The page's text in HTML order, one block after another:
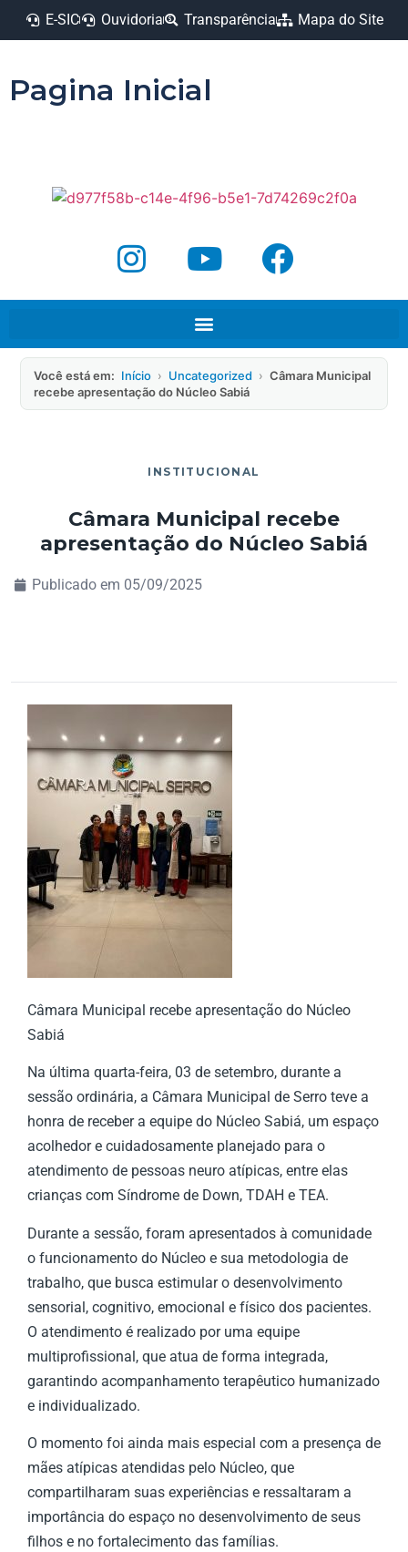
E-SIC Ouvidoria Transparência Mapa do Site
Pagina Inicial
Você está em: Início › Uncategorized › Câmara Municipal
recebe apresentação do Núcleo Sabiá
INSTITUCIONAL
Câmara Municipal recebe
apresentação do Núcleo Sabiá
Publicado em 05/09/2025
Câmara Municipal recebe apresentação do Núcleo
Sabiá
Na última quarta-feira, 03 de setembro, durante a
sessão ordinária, a Câmara Municipal de Serro teve a
honra de receber a equipe do Núcleo Sabiá, um espaço
acolhedor e cuidadosamente planejado para o
atendimento de pessoas neuro atípicas, entre elas
crianças com Síndrome de Down, TDAH e TEA.
Durante a sessão, foram apresentados à comunidade
o funcionamento do Núcleo e sua metodologia de
trabalho, que busca estimular o desenvolvimento
sensorial, cognitivo, emocional e físico dos pacientes.
O atendimento é realizado por uma equipe
multiprofissional, que atua de forma integrada,
garantindo acompanhamento terapêutico humanizado
e individualizado.
O momento foi ainda mais especial com a presença de
mães atípicas atendidas pelo Núcleo, que
compartilharam suas experiências e ressaltaram a
importância do espaço no desenvolvimento de seus
filhos e no fortalecimento das famílias.